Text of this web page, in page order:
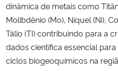
dinâmica de metais como
Molibdênio (Mo), Níquel (Ni),
Tálio (TI) contribuindo para a
dados científica essencial
ciclos biogeoquímicos na